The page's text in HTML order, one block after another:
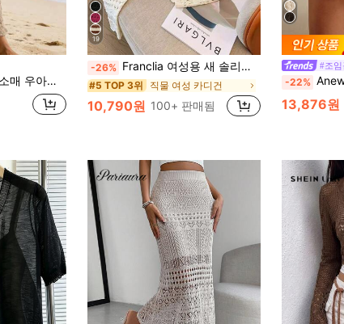
휴가 커버업 스웨터, 봄 여름 가을 겨울
19
-26% Franclia 여성용 새 솔리드 컬러 홀로우 아웃 크로셰 니트 레이스 경량 가디건, 다용도 커버업
#5 TOP 3위 직물 여성 카디건
10,790원 100+ 판매됨
#조임
-22% Anewsta 자
13,876원